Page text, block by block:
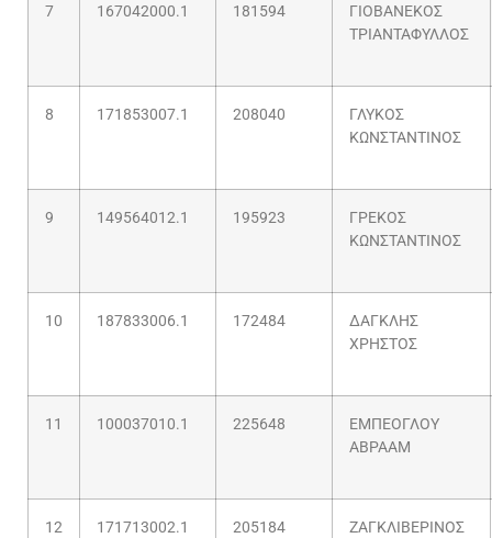
7 167042000.1 181594
ΓΙΟΒΑΝΕΚΟΣ
ΤΡΙΑΝΤΑΦΥΛΛΟΣ
8 171853007.1 208040
ΓΛΥΚΟΣ
ΚΩΝΣΤΑΝΤΙΝΟΣ
9 149564012.1 195923
ΓΡΕΚΟΣ
ΚΩΝΣΤΑΝΤΙΝΟΣ
10 187833006.1 172484
ΔΑΓΚΛΗΣ
ΧΡΗΣΤΟΣ
11 100037010.1 225648
ΕΜΠΕΟΓΛΟΥ
ΑΒΡΑΑΜ
12 171713002.1 205184
ΖΑΓΚΛΙΒΕΡΙΝΟΣ